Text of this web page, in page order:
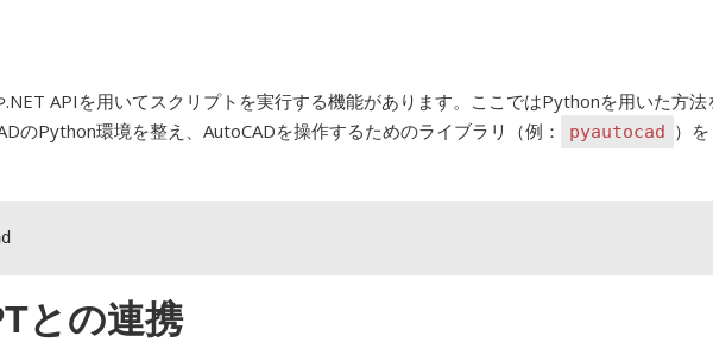
APIを用いてスクリプトを実行する機能があります。ここではPythonを用いた方法
のPython環境を整え、AutoCADを操作するためのライブラリ（例：
pyautocad ）を
との連携